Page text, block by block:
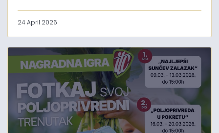
24 April 2026